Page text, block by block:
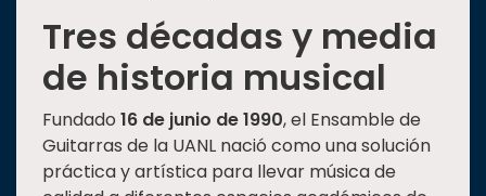
Tres décadas y media
de historia musical
Fundado 16 de junio de1990, el Ensamble de
Guitarras de la UANL nació como una solución
práctica y artística para llevar música de